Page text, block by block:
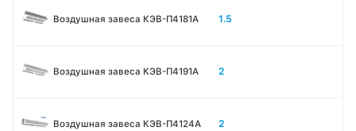
Воздушная завеса КЭВ-П4181A 1.5
Воздушная завеса КЭВ-П4191A 2
Воздушная завеса КЭВ-П4124A 2